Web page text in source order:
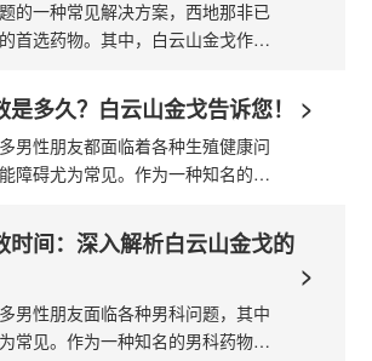
的一种常见解决方案，西地那非已
首选药物。其中，白云山金戈作为
地那非功效究竟...
多久？白云山金戈告诉您！ >
男性朋友都面临着各种生殖健康问
障碍尤为常见。作为一种知名的治
效能维持多久？接...
时间：深入解析白云山金戈的
>
男性朋友面临各种男科问题，其中
常见。作为一种知名的男科药物，